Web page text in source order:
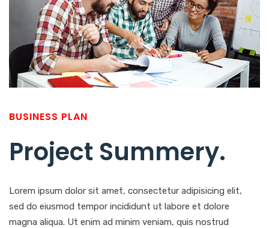
BUSINESS PLAN
Project Summery.
Lorem ipsum dolor sit amet, consectetur adipisicing elit,
sed do eiusmod tempor incididunt ut labore et dolore
magna aliqua. Ut enim ad minim veniam, quis nostrud